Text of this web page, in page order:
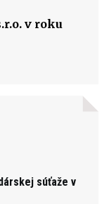
v roku
súťaže v